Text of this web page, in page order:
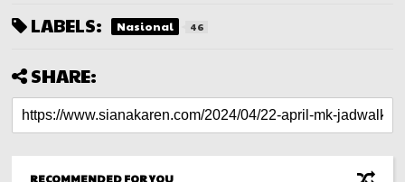
LABELS: Nasional 46
SHARE:
RECOMMENDED FOR YOU